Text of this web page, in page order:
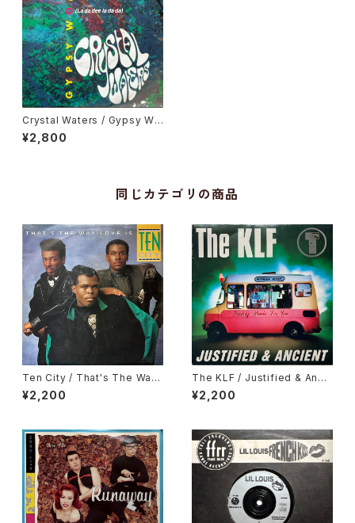
Crystal Waters / Gypsy Wo
man (La Da Dee La Da Da)
¥2,800
同じカテゴリの商品
Ten City / That's The Way
Love Is
¥2,200
The KLF / Justified & Anci
ent
¥2,200